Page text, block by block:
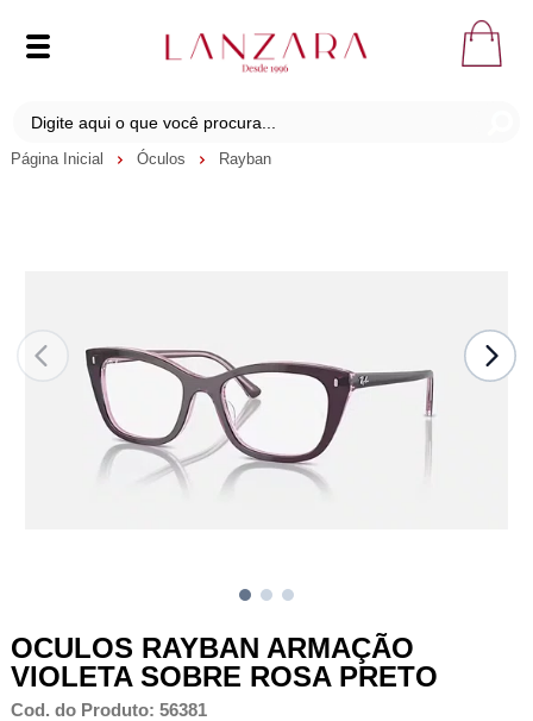
Página Inicial Óculos Rayban
OCULOS RAYBAN ARMAÇÃO
VIOLETA SOBRE ROSA PRETO
Cod. do Produto: 56381